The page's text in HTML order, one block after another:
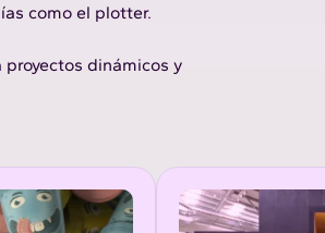
como el plotter.
proyectos dinámicos y